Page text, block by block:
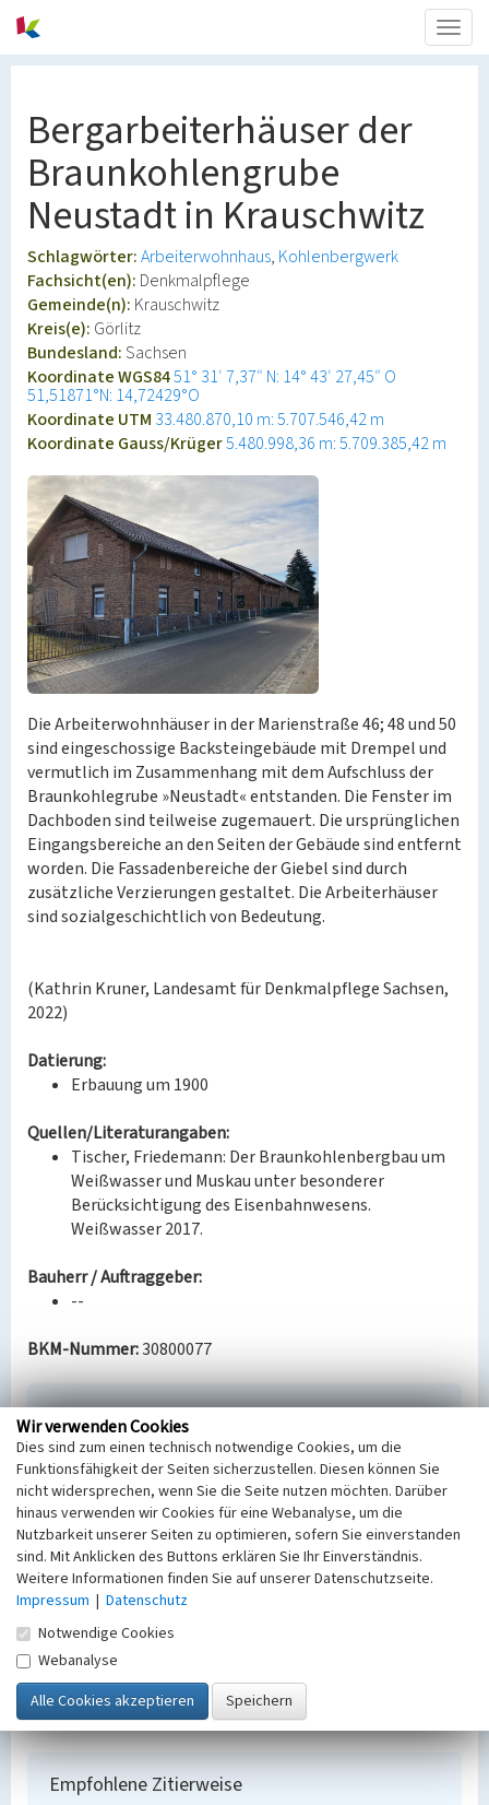
Bergarbeiterhäuser der
Braunkohlengrube
Neustadt in Krauschwitz
Schlagwörter:Arbeiterwohnhaus Kohlenbergwerk
Fachsicht(en): Denkmalpflege
Gemeinde(n): Krauschwitz
Kreis(e): Görlitz
Bundesland:Sachsen
Koordinate WGS8451° 31′ 7,37″ N: 14° 43′ 27,45″ O
51,51871°N: 14,72429°O
Koordinate UTM 33.480.870,10 m: 5.707.546,42 m
Koordinate Gauss/Krüger5.480.998,36 m: 5.709.385,42 m
Die Arbeiterwohnhäuser in der Marienstraße 46; 48 und 50
sind eingeschossige Backsteingebäude mit Drempel und
vermutlich im Zusammenhang mit dem Aufschluss der
Braunkohlegrube »Neustadt« entstanden. Die Fenster im
Dachboden sind teilweise zugemauert. Die ursprünglichen
Eingangsbereiche an den Seiten der Gebäude sind entfernt
worden. Die Fassadenbereiche der Giebel sind durch
zusätzliche Verzierungen gestaltet. Die Arbeiterhäuser
sind sozialgeschichtlich von Bedeutung.
(Kathrin Kruner, Landesamt für Denkmalpflege Sachsen,
2022)
Datierung:
Erbauung um 1900
Quellen/Literaturangaben:
Tischer, Friedemann: Der Braunkohlenbergbau um
Weißwasser und Muskau unter besonderer
Berücksichtigung des Eisenbahnwesens.
Weißwasser 2017.
Bauherr / Auftraggeber:
--
BKM-Nummer:30800077
Bergarbeiterhäuser der Braunkohlengrube
Neustadt in Krauschwitz
Schlagwörter
Arbeiterwohnhaus Kohlenbergwerk
Ort
Krauschwitz i.d. O.L.
Fachsicht(en)
Denkmalpflege
Erfassungsmaßstab
Keine Angabe
Erfassungsmethode
Übernahme aus externer Fachdatenbank
Empfohlene Zitierweise
Wir verwenden Cookies
Dies sind zum einen technisch notwendige Cookies, um die
Funktionsfähigkeit der Seiten sicherzustellen. Diesen können Sie
nicht widersprechen, wenn Sie die Seite nutzen möchten. Darüber
hinaus verwenden wir Cookies für eine Webanalyse, um die
Nutzbarkeit unserer Seiten zu optimieren, sofern Sie einverstanden
sind. Mit Anklicken des Buttons erklären Sie Ihr Einverständnis.
Weitere Informationen finden Sie auf unserer Datenschutzseite.
Impressum | Datenschutz
Notwendige Cookies
Webanalyse